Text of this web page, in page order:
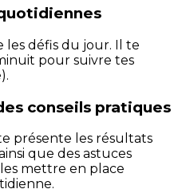
les défis du jour. Il te
pour suivre tes
conseils pratiques
présente les résultats
que des astuces
mettre en place